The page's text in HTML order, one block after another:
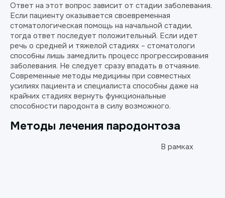
Ответ на этот вопрос зависит от стадии заболевания.
Если пациенту оказывается своевременная
стоматологическая помощь на начальной стадии,
тогда ответ последует положительный. Если идет
речь о средней и тяжелой стадиях – стоматологи
способны лишь замедлить процесс прогрессирования
заболевания. Не следует сразу впадать в отчаяние.
Современные методы медицины при совместных
усилиях пациента и специалиста способны даже на
крайних стадиях вернуть функциональные
способности пародонта в силу возможного.
Методы лечения пародонтоза
В рамках